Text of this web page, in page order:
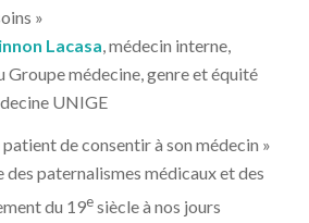
»
Lacasa médecin interne,
médecine, genre et équité
UNIGE
de consentir à son médecin »
des paternalismes médicaux et des
du 19esiècle à nos jours